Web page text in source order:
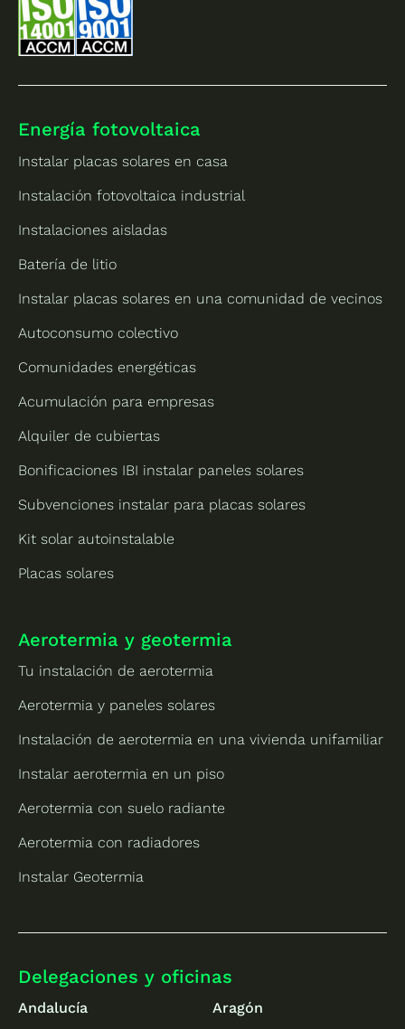
Energía fotovoltaica
Instalar placas solares en casa
Instalación fotovoltaica industrial
Instalaciones aisladas
Batería de litio
Instalar placas solares en una comunidad de vecinos
Autoconsumo colectivo
Comunidades energéticas
Acumulación para empresas
Alquiler de cubiertas
Bonificaciones IBI instalar paneles solares
Subvenciones instalar para placas solares
Kit solar autoinstalable
Placas solares
Aerotermia y geotermia
Tu instalación de aerotermia
Aerotermia y paneles solares
Instalación de aerotermia en una vivienda unifamiliar
Instalar aerotermia en un piso
Aerotermia con suelo radiante
Aerotermia con radiadores
Instalar Geotermia
Delegaciones y oficinas
Andalucía
Aragón